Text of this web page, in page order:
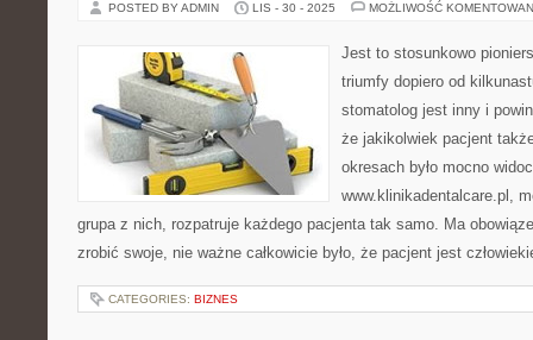
POSTED BY ADMIN LIS - 30 - 2025 MOŻLIWOŚĆ
Jest to stosunkowo
triumfy dopiero od
stomatolog jest inny i
że jakikolwiek pacjent
okresach było mocno
www.klinikadentalcare.pl,
grupa z nich, rozpatruje każdego pacjenta tak samo. Ma
zrobić swoje, nie ważne całkowicie było, że pacjent jest
CATEGORIES: BIZNES